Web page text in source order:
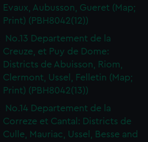
Evaux, Aubusson, Gueret (Map;
Print) (PBH8042(12))
No.13 Departement de la
Creuze, et Puy de Dome:
Districts de Abuisson, Riom,
Clermont, Ussel, Felletin (Map;
Print) (PBH8042(13))
No.14 Departement de la
Correze et Cantal: Districts de
Culle, Mauriac, Ussel, Besse and